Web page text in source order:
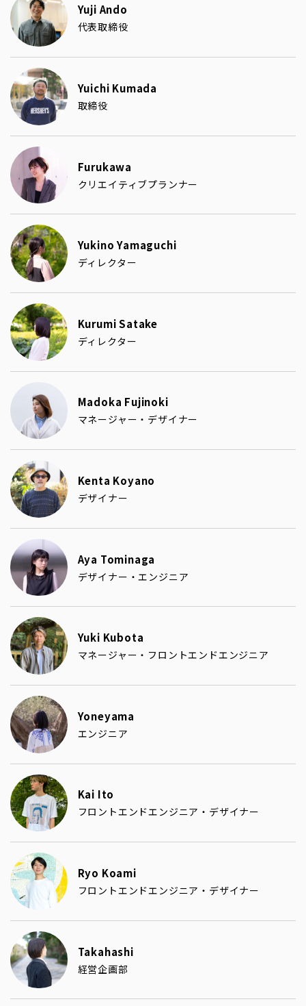
Yuji Ando
代表取締役
Yuichi Kumada
取締役
Furukawa
クリエイティブプランナー
Yukino Yamaguchi
ディレクター
Kurumi Satake
ディレクター
Madoka Fujinoki
マネージャー・デザイナー
Kenta Koyano
デザイナー
Aya Tominaga
デザイナー・エンジニア
Yuki Kubota
マネージャー・フロントエンドエンジニア
Yoneyama
エンジニア
Kai Ito
フロントエンドエンジニア・デザイナー
Ryo Koami
フロントエンドエンジニア・デザイナー
Takahashi
経営企画部